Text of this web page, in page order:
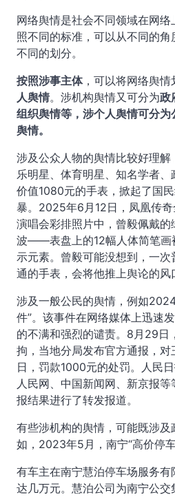
网络舆情是社会不同领域在网
照不同的标准，可以从不同的
不同的划分。
按照涉事主体，可以将网络舆情
人舆情。涉机构舆情又可分为政
组织舆情等，涉个人舆情可分
舆情。
涉及公众人物的舆情比较好理
乐明星、体育明星、知名学者
价值1080元的手表，掀起了国
暴。2025年6月12日，凤凰传
演唱会彩排照片中，曾毅佩戴
波——表盘上的12幅人体简笔画
示元素。曾毅可能没想到，一
通的手表，会将他推上舆论的风
涉及一般公民的舆情，例如
件”。该事件在网络媒体上迅速
的不满和强烈的谴责。8月29日
拘，当地分局发布官方通报，对
日，罚款1000元的处罚。人民
人民网、中国新闻网、新京报
报结果进行了转发报道。
有些涉机构的舆情，可能既涉
如，2023年5月，南宁“高价停车
有车主在南宁慧泊停车场服务
达几万元。慧泊公司为南宁公